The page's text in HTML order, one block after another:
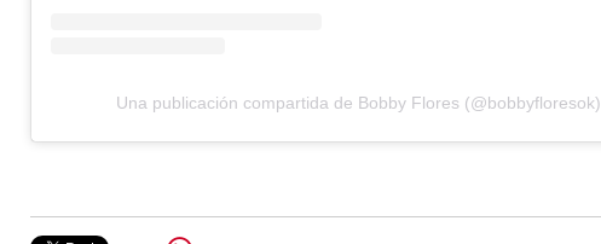
Una publicación compartida de Bobby Flores (@bobbyfloresok)